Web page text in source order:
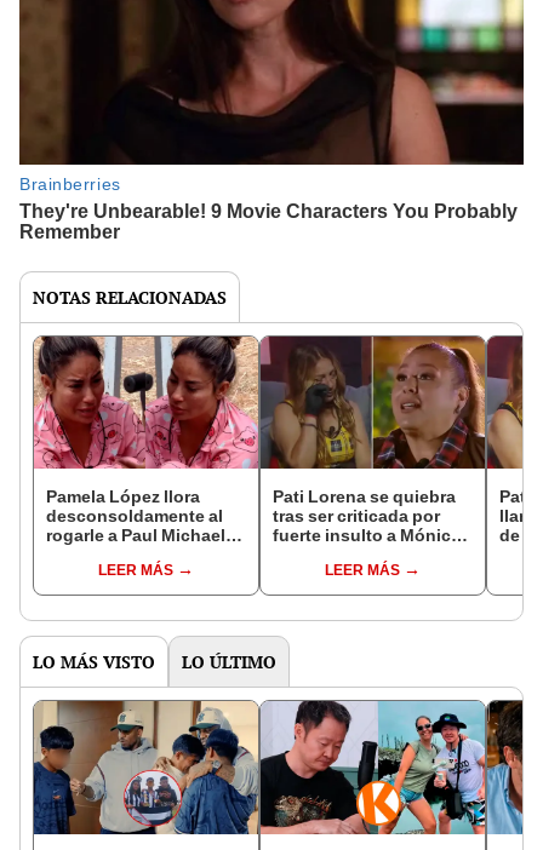
NOTAS RELACIONADAS
Pamela López llora
desconsoldamente al
rogarle a Paul Michael
nadie le importas más
en este reality que a mí”
LEER MÁS
Pati Lorena se quiebra
tras ser criticada por
fuerte insulto a Mónica
"Mi respeto hacia ella se
fue"
LEER MÁS
Pati
de
"Me
LO MÁS VISTO LO ÚLTIMO